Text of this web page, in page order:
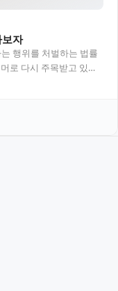
자
행위를 처벌하는 법률
로 다시 주목받고 있습